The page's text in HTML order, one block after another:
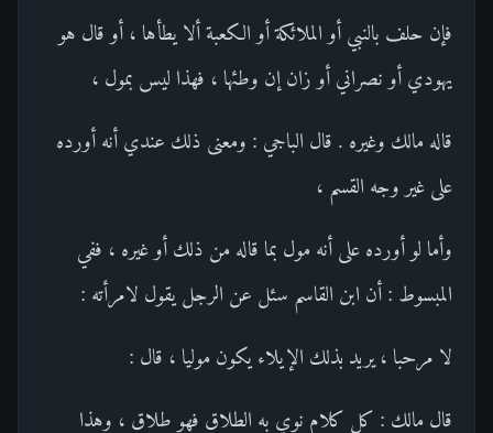
فإن حلف بالنبي أو الملائكة أو الكعبة ألا يطأها ، أو قال هو
يهودي أو نصراني أو زان إن وطئها ، فهذا ليس بمول ،
قاله مالك وغيره . قال الباجي : ومعنى ذلك عندي أنه أورده
على غير وجه القسم ،
وأما لو أورده على أنه مول بما قاله من ذلك أو غيره ، ففي
المبسوط : أن ابن القاسم سئل عن الرجل يقول لامرأته :
لا مرحبا ، يريد بذلك الإيلاء يكون موليا ، قال :
قال مالك : كل كلام نوي به الطلاق فهو طلاق ، وهذا